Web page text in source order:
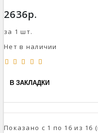
2636р.
за 1 шт.
Нет в наличии
В ЗАКЛАДКИ
Показано с 1 по 16 из 16